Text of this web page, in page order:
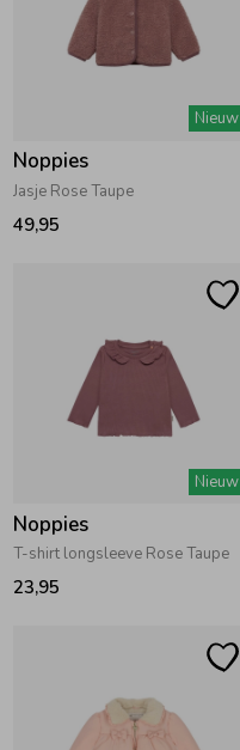
Nieuw
Noppies
Jasje Rose Taupe
49,95
Nieuw
Noppies
T-shirt longsleeve Rose Taupe
23,95